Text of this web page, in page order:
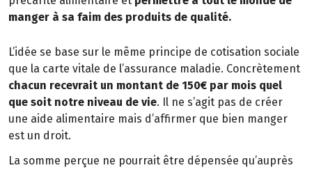
manger à sa faim des produits de qualité.
L’idée se base sur le même principe de cotisation sociale
que la carte vitale de l’assurance maladie. Concrètement
chacun recevrait un montant de 150€ par mois quel
que soit notre niveau de vie. Il ne s’agit pas de créer
une aide alimentaire mais d’affirmer que bien manger
est un droit.
La somme perçue ne pourrait être dépensée qu’auprès